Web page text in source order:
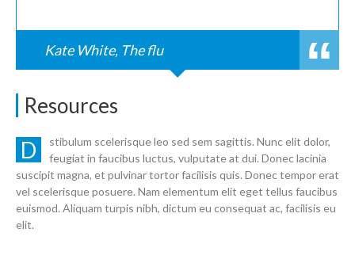
Kate White, The flu
Resources
D
stibulum scelerisque leo sed sem sagittis. Nunc elit dolor,
feugiat in faucibus luctus, vulputate at dui. Donec lacinia
suscipit magna, et pulvinar tortor facilisis quis. Donec tempor erat
vel scelerisque posuere. Nam elementum elit eget tellus faucibus
euismod. Aliquam turpis nibh, dictum eu consequat ac, facilisis eu
elit.